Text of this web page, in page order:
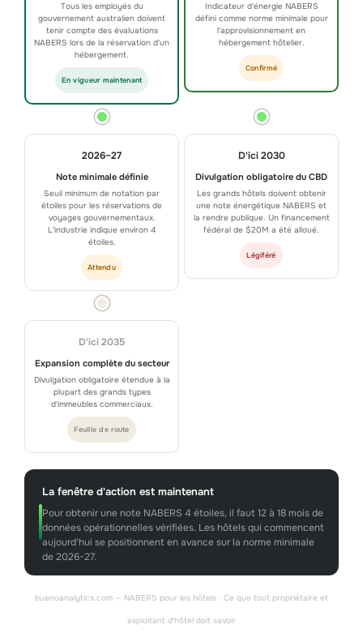
Tous les employés du
gouvernement australien doivent
tenir compte des évaluations
NABERS lors de la réservation d'un
hébergement.
En vigueur maintenant
Indicateur d'énergie NABERS
défini comme norme minimale pour
l'approvisionnement en
hébergement hôtelier.
Confirmé
2026–27
Note minimale définie
Seuil minimum de notation par
étoiles pour les réservations de
voyages gouvernementaux.
L'industrie indique environ 4
étoiles.
Attendu
D'ici 2030
Divulgation obligatoire du CBD
Les grands hôtels doivent obtenir
une note énergétique NABERS et
la rendre publique. Un financement
fédéral de $20M a été alloué.
Légiféré
D'ici 2035
Expansion complète du secteur
Divulgation obligatoire étendue à la
plupart des grands types
d'immeubles commerciaux.
Feuille de route
La fenêtre d'action est maintenant
Pour obtenir une note NABERS 4 étoiles, il faut 12 à 18 mois de
données opérationnelles vérifiées. Les hôtels qui commencent
aujourd'hui se positionnent en avance sur la norme minimale
de 2026-27.
buenoanalytics.com — NABERS pour les hôtels : Ce que tout propriétaire et
exploitant d'hôtel doit savoir